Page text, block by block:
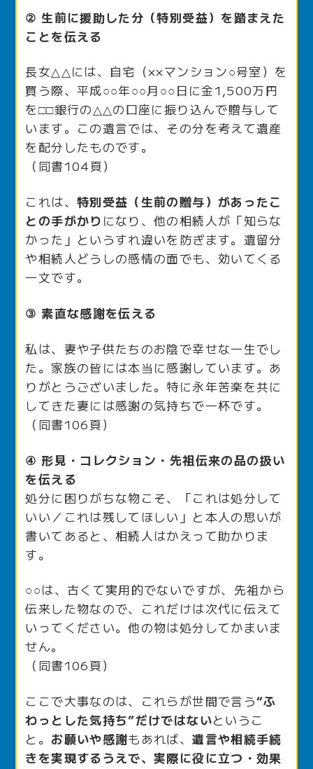
② 生前に援助した分（特別受益）を踏まえた
ことを伝える
長女△△には、自宅（××マンション○号室）を
買う際、平成○○年○○月○○日に金1,500万円
を□□銀行の△△の口座に振り込んで贈与して
います。この遺言では、その分を考えて遺産
を配分したものです。
（同書104頁）
これは、 特別受益（生前の贈与）があったこ
との手がかり になり、他の相続人が「知らな
かった」というすれ違いを防ぎます。遺留分
や相続人どうしの感情の面でも、効いてくる
一文です。
③ 素直な感謝を伝える
私は、妻や子供たちのお陰で幸せな一生でし
た。家族の皆には本当に感謝しています。あ
りがとうございました。特に永年苦楽を共に
してきた妻には感謝の気持ちで一杯です。
（同書106頁）
④ 形見・コレクション・先祖伝来の品の扱い
を伝える
処分に困りがちな物こそ、「これは処分して
いい／これは残してほしい」と本人の思いが
書いてあると、相続人はかえって助かりま
す。
○○は、古くて実用的でないですが、先祖から
伝来した物なので、これだけは次代に伝えて
いってください。他の物は処分してかまいま
せん。
（同書106頁）
ここで大事なのは、これらが世間で言う“ふ
わっとした気持ち”だけではないというこ
と。 お願いや感謝もあれば、遺言や相続手続
きを実現するうえで、実際に役に立つ・効果